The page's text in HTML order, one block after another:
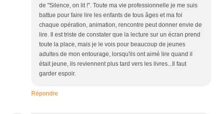
de "Silence, on lit !". Toute ma vie professionnelle je me suis
battue pour faire lire les enfants de tous âges et ma foi
chaque opération, animation, rencontre peut donner envie de
lire. Il est triste de constater que la lecture sur un écran prend
toute la place, mais je le vois pour beaucoup de jeunes
adultes de mon entourage, lorsqu'ils ont aimé lire quand il
était jeune, ils reviennent plus tard vers les livres...Il faut
garder espoir.
Répondre